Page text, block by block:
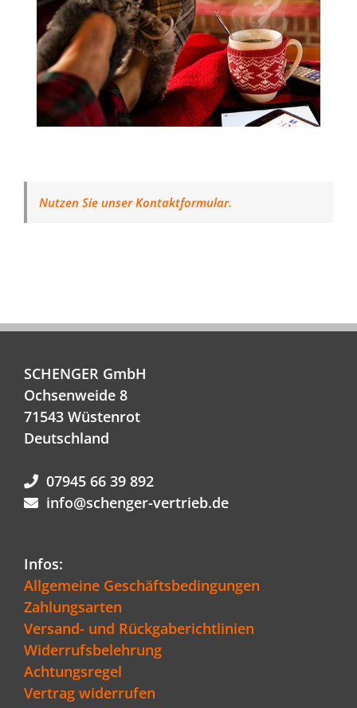
Nutzen Sie unser Kontaktformular.
SCHENGER GmbH
Ochsenweide 8
71543 Wüstenrot
Deutschland
07945 66 39 892
info@schenger-vertrieb.de
Infos:
Allgemeine Geschäftsbedingungen
Zahlungsarten
Versand- und Rückgaberichtlinien
Widerrufsbelehrung
Achtungsregel
Vertrag widerrufen